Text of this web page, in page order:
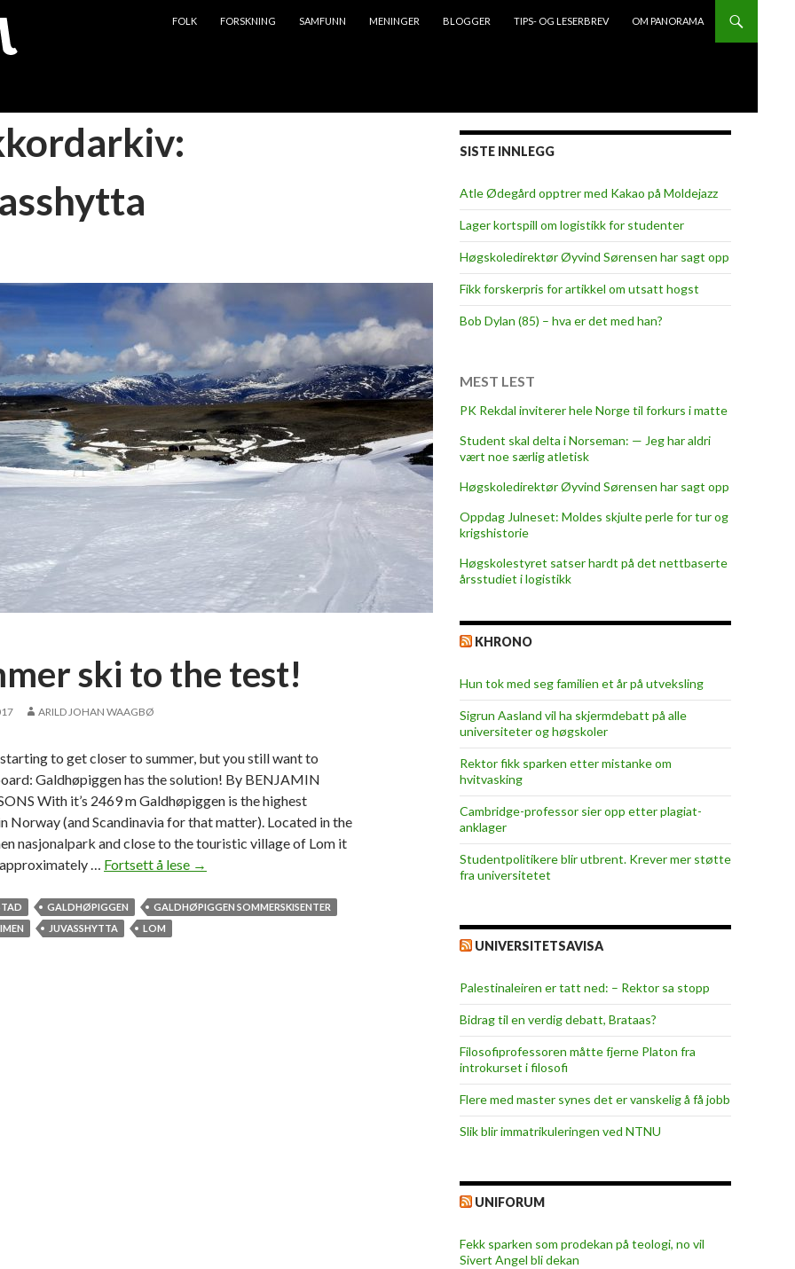
FOLK
FORSKNING SAMFUNN MENINGER BLOGGER TIPS- OG LESERBREV OM PANORAMA
ski to the test!
ARILD JOHAN WAAGBØ
to get closer to summer, but you still want to
Galdhøpiggen has the solution! By BENJAMIN
With it’s 2469 m Galdhøpiggen is the highest
Norway (and Scandinavia for that matter). Located in the
nasjonalpark and close to the touristic village of Lom it
… Fortsett å lese S
m
→
GALDHØPIGGEN
GALDHØPIGGEN SOMMERSKISENTER
JUVASSHYTTA LOM
SISTE INNLEGG
Atle Ødegård opptrer med Kakao på Moldejazz
Lager kortspill om logistikk for studenter
Høgskoledirektør Øyvind Sørensen har sagt opp
Fikk forskerpris for artikkel om utsatt hogst
Bob Dylan (85) – hva er det med han?
MEST LEST
PK Rekdal inviterer hele Norge til forkurs i matte
Student skal delta i Norseman: — Jeg har aldri
vært noe særlig atletisk
Høgskoledirektør Øyvind Sørensen har sagt opp
Oppdag Julneset: Moldes skjulte perle for tur og
krigshistorie
Høgskolestyret satser hardt på det nettbaserte
årsstudiet i logistikk
KHRONO
Hun tok med seg familien et år på utveksling
Sigrun Aasland vil ha skjerm­debatt på alle
universiteter og høgskoler
Rektor fikk sparken etter mistanke om
hvitvasking
Cambridge-professor sier opp etter plagiat-
anklager
Studentpolitikere blir utbrent. Krever mer støtte
fra universitetet
UNIVERSITETSAVISA
Palestinaleiren er tatt ned: – Rektor sa stopp
Bidrag til en verdig debatt, Brataas?
Filosofiprofessoren måtte fjerne Platon fra
introkurset i filosofi
Flere med master synes det er vanskelig å få jobb
Slik blir immatrikuleringen ved NTNU
UNIFORUM
Fekk sparken som prodekan på teologi, no vil
Sivert Angel bli dekan